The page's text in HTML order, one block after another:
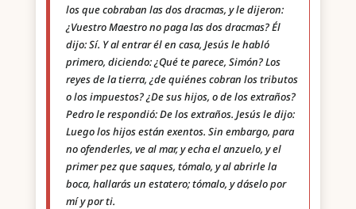
los que cobraban las dos dracmas, y le dijeron:
¿Vuestro Maestro no paga las dos dracmas? Él
dijo: Sí. Y al entrar él en casa, Jesús le habló
primero, diciendo: ¿Qué te parece, Simón? Los
reyes de la tierra, ¿de quiénes cobran los tributos
o los impuestos? ¿De sus hijos, o de los extraños?
Pedro le respondió: De los extraños. Jesús le dijo:
Luego los hijos están exentos. Sin embargo, para
no ofenderles, ve al mar, y echa el anzuelo, y el
primer pez que saques, tómalo, y al abrirle la
boca, hallarás un estatero; tómalo, y dáselo por
mí y por ti.